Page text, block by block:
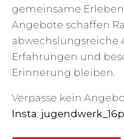
gemeinsame
Angebote schaffen
abwechslungsreiche
Erfahrungen und
Erinnerung bleiben.
Verpasse kein
Insta: